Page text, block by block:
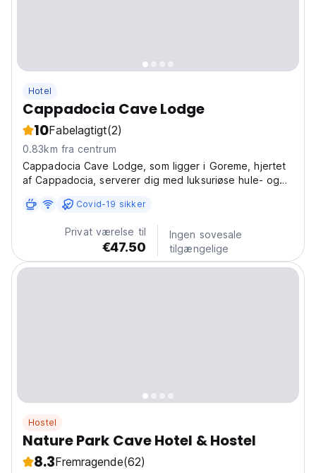
Hotel
Cappadocia Cave Lodge
10Fabelagtigt(2)
0.83km fra centrum
Cappadocia Cave Lodge, som ligger i Goreme, hjertet
af Cappadocia, serverer dig med luksuriøse hule- og
Covid-19 sikker
Privat værelse til
€47.50
Ingen sovesale
tilgængelige
Hostel
Nature Park Cave Hotel & Hostel
8.3Fremragende(62)